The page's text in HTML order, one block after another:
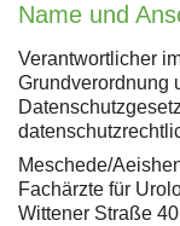
Name und
Verantwortlicher
Grundverordnung
Meschede/
Fachärzte für
Wittener Straße 40